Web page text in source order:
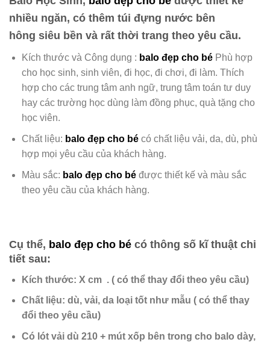
nhiều ngăn, có thêm túi đựng nước bên
hông siêu bền và rất thời trang theo yêu cầu.
Kích thước và Công dụng : balo đẹp cho béPhù hợp
cho học sinh, sinh viên, đi học, đi chơi, đi làm. Thích
hợp cho các trung tâm anh ngữ, trung tâm toán tư duy
hay các trường học dùng làm đồng phục, quà tặng cho
học viên.
Chất liệu: balo đẹp cho bé có chất liệu vải, da, dù, phù
hợp mọi yêu cầu của khách hàng.
Màu sắc: balo đẹp cho bé được thiết kế và màu sắc
theo yêu cầu của khách hàng.
Cụ thể, balo đẹp cho bé có thông số kĩ thuật chi
tiết sau:
Kích thước: X cm .( có thể thay đổi theo yêu cầu)
Chất liệu: dù, vải, da loại tốt như mẫu ( có thể thay
đổi theo yêu cầu)
Có lót vải dù 210 + mút xốp bên trong cho balo dày,